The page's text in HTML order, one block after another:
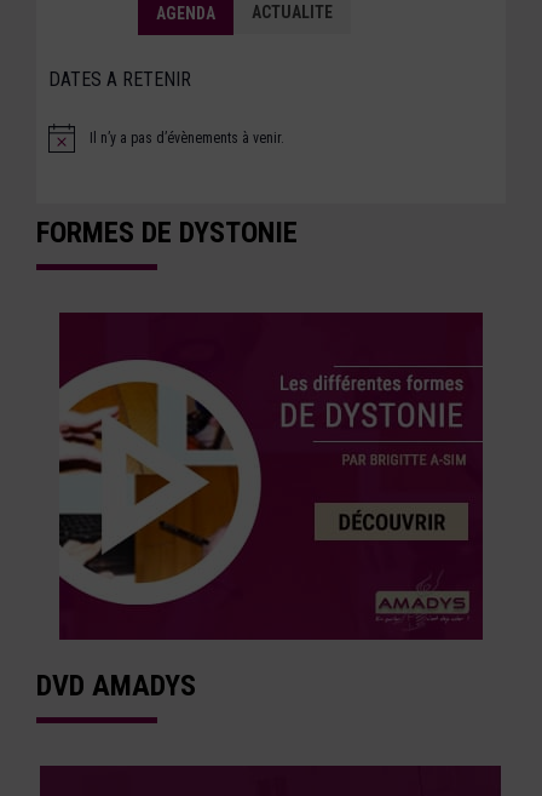
AGENDA ACTUALITE
DATES A RETENIR
Notice Il n’y a pas d’évènements à venir.
FORMES DE DYSTONIE
DVD AMADYS